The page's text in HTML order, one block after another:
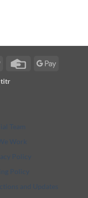
Apple
Credit
Google
titr
Team
Work
Policy
Policy
and Updates